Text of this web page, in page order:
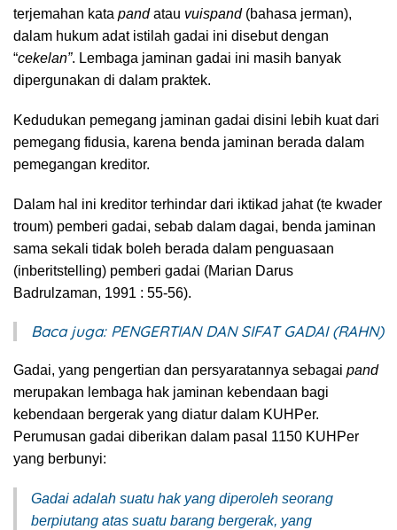
terjemahan kata pandatau vuispand (bahasa jerman),
dalam hukum adat istilah gadai ini disebut dengan
“cekelan”. Lembaga jaminan gadai ini masih banyak
dipergunakan di dalam praktek.
Kedudukan pemegang jaminan gadai disini lebih kuat dari
pemegang fidusia, karena benda jaminan berada dalam
pemegangan kreditor.
Dalam hal ini kreditor terhindar dari iktikad jahat (te kwader
troum) pemberi gadai, sebab dalam dagai, benda jaminan
sama sekali tidak boleh berada dalam penguasaan
(inberitstelling) pemberi gadai (Marian Darus
Badrulzaman, 1991 : 55-56).
Baca juga: PENGERTIAN DAN SIFAT GADAI (RAHN)
Gadai, yang pengertian dan persyaratannya sebagai pand
merupakan lembaga hak jaminan kebendaan bagi
kebendaan bergerak yang diatur dalam KUHPer.
Perumusan gadai diberikan dalam pasal 1150 KUHPer
yang berbunyi:
Gadai adalah suatu hak yang diperoleh seorang
berpiutang atas suatu barang bergerak, yang